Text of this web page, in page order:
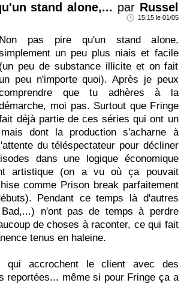
stand alone,... par Russel
15:15 le 01/05
Non pas pire qu'un stand alone,
un peu plus niais et facile
(un peu de substance illicite et on fait
un peu n'importe quoi). Après je peux
que tu adhères à la
moi pas. Surtout que Fringe
déjà partie de ces séries qui ont un
dont la production s'acharne à
du téléspectateur pour décliner
dans une logique économique
artistique (on a vu où ça pouvait
comme Prison break parfaitement
Pendant ce temps là d'autres
n'ont pas de temps à perdre
de choses à raconter, ce qui fait
tenus en haleine.
qui accrochent le client avec des
reportées... même si pour Fringe ça a